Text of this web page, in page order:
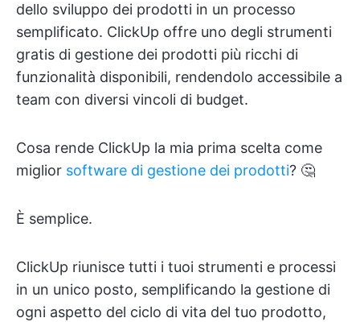
dello sviluppo dei prodotti in un processo
semplificato. ClickUp offre uno degli strumenti
gratis di gestione dei prodotti più ricchi di
funzionalità disponibili, rendendolo accessibile a
team con diversi vincoli di budget.
Cosa rende ClickUp la mia prima scelta come
miglior software di gestione dei prodotti? 🤔
È semplice.
ClickUp riunisce tutti i tuoi strumenti e processi
in un unico posto, semplificando la gestione di
ogni aspetto del ciclo di vita del tuo prodotto,